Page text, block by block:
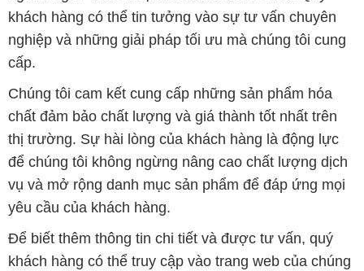
khách hàng có thể tin tưởng vào sự tư vấn chuyên
nghiệp và những giải pháp tối ưu mà chúng tôi cung
cấp.
Chúng tôi cam kết cung cấp những sản phẩm hóa
chất đảm bảo chất lượng và giá thành tốt nhất trên
thị trường. Sự hài lòng của khách hàng là động lực
để chúng tôi không ngừng nâng cao chất lượng dịch
vụ và mở rộng danh mục sản phẩm để đáp ứng mọi
yêu cầu của khách hàng.
Để biết thêm thông tin chi tiết và được tư vấn, quý
khách hàng có thể truy cập vào trang web của chúng